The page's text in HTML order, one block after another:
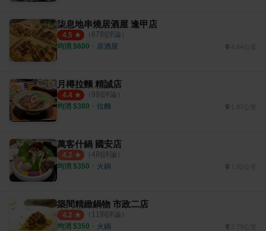
柒息地串燒居酒屋 逢甲店
4.5 （ 67則評論）
均消 $600 ・ 居酒屋 4.64公里
月樽拉麵 精誠店
4.4 （ 9則評論）
均消 $380 ・ 拉麵
萬客什鍋 國安店
4.2 （ 4則評論）
均消 $350 ・ 火鍋
築間精緻鍋物 市政二店
4.2 （ 11則評論）
均消 $350 ・ 火鍋